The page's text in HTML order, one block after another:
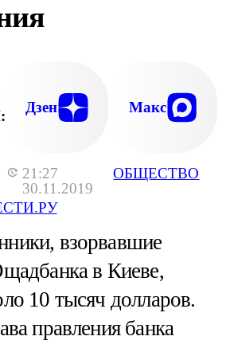
21:27
30.11.2019
ОБЩЕСТВО
Дзен Макс
взорвавшие
в Киеве,
10 тысяч долларов.
правления банка